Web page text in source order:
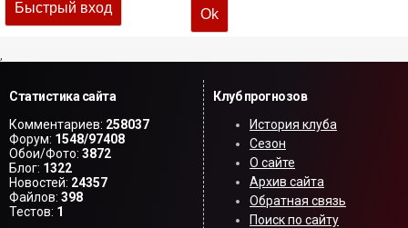
,
Статистика сайта
Комментариев: 258037
Форум: 1548/97408
Обои/Фото: 3872
Блог: 1322
Новостей: 24357
Файлов: 398
Тестов: 1
Клуб прогнозов
История клуба
Сезон
О сайте
Архив сайта
Обратная связь
Поиск по сайту